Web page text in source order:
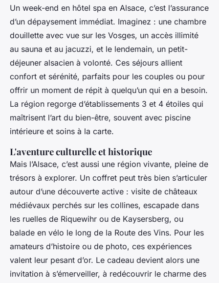
Un week-end en hôtel spa en Alsace, c’est l’assurance
d’un dépaysement immédiat. Imaginez : une chambre
douillette avec vue sur les Vosges, un accès illimité
au sauna et au jacuzzi, et le lendemain, un petit-
déjeuner alsacien à volonté. Ces séjours allient
confort et sérénité, parfaits pour les couples ou pour
offrir un moment de répit à quelqu’un qui en a besoin.
La région regorge d’établissements 3 et 4 étoiles qui
maîtrisent l’art du bien-être, souvent avec piscine
intérieure et soins à la carte.
L'aventure culturelle et historique
Mais l’Alsace, c’est aussi une région vivante, pleine de
trésors à explorer. Un coffret peut très bien s’articuler
autour d’une découverte active : visite de châteaux
médiévaux perchés sur les collines, escapade dans
les ruelles de Riquewihr ou de Kaysersberg, ou
balade en vélo le long de la Route des Vins. Pour les
amateurs d’histoire ou de photo, ces expériences
valent leur pesant d’or. Le cadeau devient alors une
invitation à s’émerveiller, à redécouvrir le charme des